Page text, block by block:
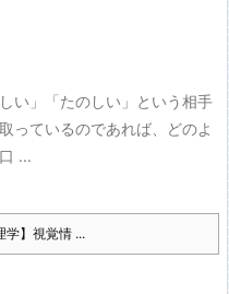
い」「たのしい」という相手
っているのであれば、どのよ
...
学】視覚情 ...